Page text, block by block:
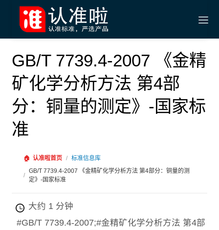
GB/T 7739.4-2007 《金精
矿化学分析方法 第4部
分：铜量的测定》-国家标
准
🏠 认准啦首页 / 标准信息库
/
GB/T 7739.4-2007 《金精矿化学分析方法 第4部分：铜量的测
定》-国家标准
大约 1 分钟
#GB/T 7739.4-2007;#金精矿化学分析方法 第4部